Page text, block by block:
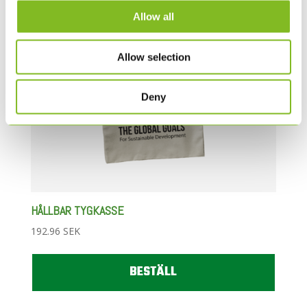
Allow all
Allow selection
Deny
HÅLLBAR TYGKASSE
192.96 SEK
BESTÄLL